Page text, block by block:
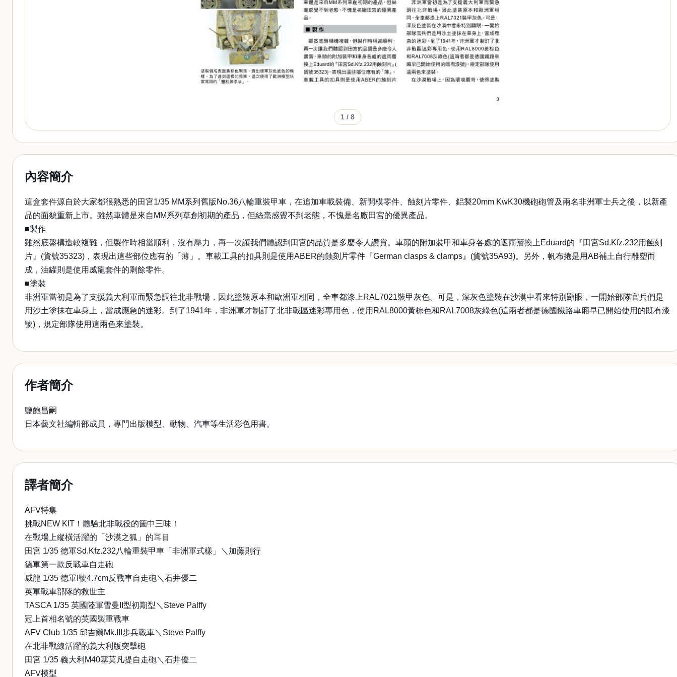
1 / 8
內容簡介
這盒套件源自於大家都很熟悉的田宮1/35 MM系列舊版No.36八輪重裝甲車，在追加車載裝備、新開模零件、蝕刻片零件、鋁製20mm KwK30機砲砲管及兩名非洲軍士兵之後，以新產
品的面貌重新上市。雖然車體是來自MM系列草創初期的產品，但絲毫感覺不到老態，不愧是名廠田宮的優異產品。
■製作
雖然底盤構造較複雜，但製作時相當順利，沒有壓力，再一次讓我們體認到田宮的品質是多麼令人讚賞。車頭的附加裝甲和車身各處的遮雨簷換上Eduard的『田宮Sd.Kfz.232用蝕刻
片』(貨號35323)，表現出這些部位應有的「薄」。車載工具的扣具則是使用ABER的蝕刻片零件『German clasps & clamps』(貨號35A93)。另外，帆布捲是用AB補土自行雕塑而
成，油罐則是使用威龍套件的剩餘零件。
■塗裝
非洲軍當初是為了支援義大利軍而緊急調往北非戰場，因此塗裝原本和歐洲軍相同，全車都漆上RAL7021裝甲灰色。可是，深灰色塗裝在沙漠中看來特別顯眼，一開始部隊官兵們是
用沙土塗抹在車身上，當成應急的迷彩。到了1941年，非洲軍才制訂了北非戰區迷彩專用色，使用RAL8000黃棕色和RAL7008灰綠色(這兩者都是德國鐵路車廂早已開始使用的既有漆
號)，規定部隊使用這兩色來塗裝。
作者簡介
鹽飽昌嗣
日本藝文社編輯部成員，專門出版模型、動物、汽車等生活彩色用書。
譯者簡介
AFV特集
挑戰NEW KIT！體驗北非戰役的箇中三味！
在戰場上縱橫活躍的「沙漠之狐」的耳目
田宮 1/35 德軍Sd.Kfz.232八輪重裝甲車「非洲軍式樣」＼加藤則行
德軍第一款反戰車自走砲
威龍 1/35 德軍I號4.7cm反戰車自走砲＼石井優二
英軍戰車部隊的救世主
TASCA 1/35 英國陸軍雪曼II型初期型＼Steve Palffy
冠上首相名號的英國製重戰車
AFV Club 1/35 邱吉爾Mk.III步兵戰車＼Steve Palffy
在北非戰線活躍的義大利版突擊砲
田宮 1/35 義大利M40塞莫凡提自走砲＼石井優二
AFV模型